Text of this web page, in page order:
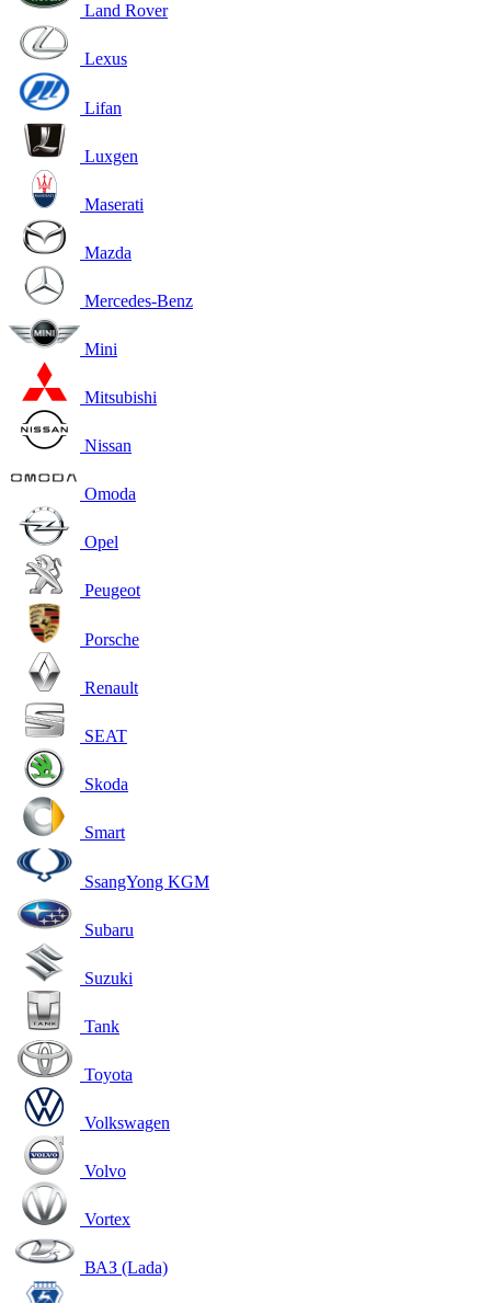
Land Rover
Lexus
Lifan
Luxgen
Maserati
Mazda
Mercedes-Benz
Mini
Mitsubishi
Nissan
Omoda
Opel
Peugeot
Porsche
Renault
SEAT
Skoda
Smart
SsangYong KGM
Subaru
Suzuki
Tank
Toyota
Volkswagen
Volvo
Vortex
ВАЗ (Lada)